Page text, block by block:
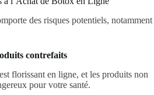
des risques potentiels, notamment
contrefaits
florissant en ligne, et les produits non
pour votre santé.